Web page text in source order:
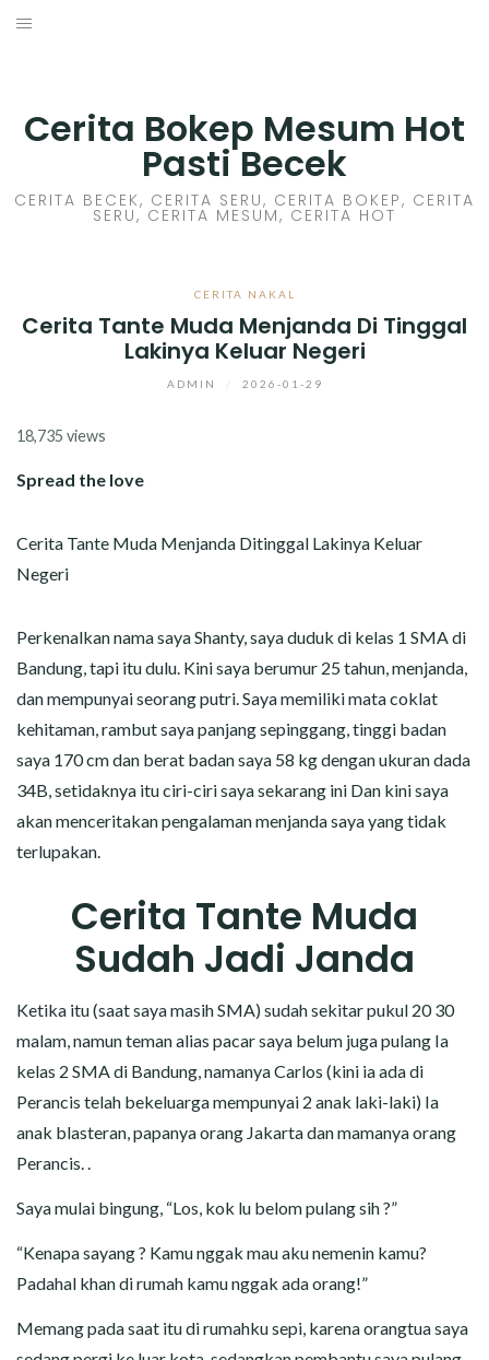
Skip
Cerita Bokep Mesum Hot
Pasti Becek
CERITA BECEK, CERITA SERU, CERITA BOKEP, CERITA
SERU, CERITA MESUM, CERITA HOT
CERITA NAKAL
Cerita Tante Muda Menjanda Di Tinggal
Lakinya Keluar Negeri
ADMIN 2026-01-29
18,735 views
Spread the love
Cerita Tante Muda Menjanda Ditinggal Lakinya Keluar
Negeri
Perkenalkan nama saya Shanty, saya duduk di kelas 1 SMA di
Bandung, tapi itu dulu. Kini saya berumur 25 tahun, menjanda,
dan mempunyai seorang putri. Saya memiliki mata coklat
kehitaman, rambut saya panjang sepinggang, tinggi badan
saya 170 cm dan berat badan saya 58 kg dengan ukuran dada
34B, setidaknya itu ciri-ciri saya sekarang ini Dan kini saya
akan menceritakan pengalaman menjanda saya yang tidak
terlupakan.
Cerita Tante Muda
Sudah Jadi Janda
Ketika itu (saat saya masih SMA) sudah sekitar pukul 20 30
malam, namun teman alias pacar saya belum juga pulang Ia
kelas 2 SMA di Bandung, namanya Carlos (kini ia ada di
Perancis telah bekeluarga mempunyai 2 anak laki-laki) Ia
anak blasteran, papanya orang Jakarta dan mamanya orang
Perancis. .
Saya mulai bingung, “Los, kok lu belom pulang sih ?”
“Kenapa sayang ? Kamu nggak mau aku nemenin kamu?
Padahal khan di rumah kamu nggak ada orang!”
Memang pada saat itu di rumahku sepi, karena orangtua saya
CERITA SEX HOT
CERITA SKANDAL
CERITA BASAH
CERITA MALAM
CERITA NAKAL
CERITA SPERMA
CERITA HOT MAMA
CERITA TANTE SEXY
CARA NGIKLAN DI CERITAGILA.COM?